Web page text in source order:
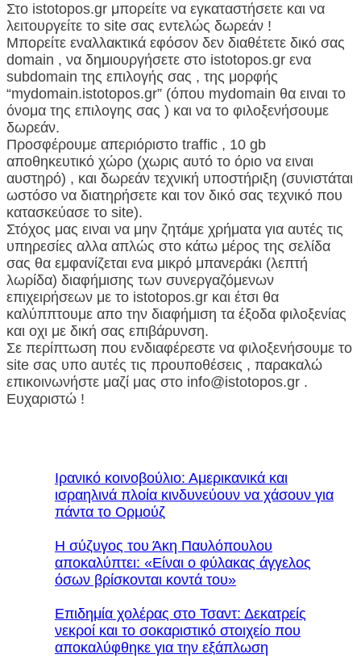
Στο istotopos.gr μπορείτε να εγκαταστήσετε και να
λειτουργείτε το site σας εντελώς δωρεάν !
Μπορείτε εναλλακτικά εφόσον δεν διαθέτετε δικό σας
domain , να δημιουργήσετε στο istotopos.gr ενα
subdomain της επιλογής σας , της μορφής
“mydomain.istotopos.gr” (όπου mydomain θα ειναι το
όνομα της επιλογης σας ) και να το φιλοξενήσουμε
δωρεάν.
Προσφέρουμε απεριόριστο traffic , 10 gb
αποθηκευτικό χώρο (χωρις αυτό το όριο να ειναι
αυστηρό) , και δωρεάν τεχνική υποστήριξη (συνιστάται
ωστόσο να διατηρήσετε και τον δικό σας τεχνικό που
κατασκεύασε το site).
Στόχος μας ειναι να μην ζητάμε χρήματα για αυτές τις
υπηρεσίες αλλα απλώς στο κάτω μέρος της σελίδα
σας θα εμφανίζεται ενα μικρό μπανεράκι (λεπτή
λωρίδα) διαφήμισης των συνεργαζόμενων
επιχειρήσεων με το istotopos.gr και έτσι θα
καλύππτουμε απο την διαφήμιση τα έξοδα φιλοξενίας
και οχι με δική σας επιβάρυνση.
Σε περίπτωση που ενδιαφέρεστε να φιλοξενήσουμε το
site σας υπο αυτές τις προυποθέσεις , παρακαλώ
επικοινωνήστε μαζί μας στο info@istotopos.gr .
Ευχαριστώ !
Ιρανικό κοινοβούλιο: Αμερικανικά και
ισραηλινά πλοία κινδυνεύουν να χάσουν για
πάντα το Ορμούζ
Η σύζυγος του Άκη Παυλόπουλου
αποκαλύπτει: «Είναι ο φύλακας άγγελος
όσων βρίσκονται κοντά του»
Επιδημία χολέρας στο Τσαντ: Δεκατρείς
νεκροί και το σοκαριστικό στοιχείο που
αποκαλύφθηκε για την εξάπλωση